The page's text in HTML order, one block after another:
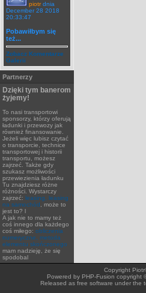
piotr dnia
December 28 2018
20:33:47
Pobawiłbym się
też...
Zobacz Komentarze
Galerii
Partnerzy
Dzięki tym banerom
żyjemy!
To nasi transportowi
sponsorzy, którzy oferują
ładunki i przewozy jak
również finansowanie.
Jeżeli więc lubisz czytać
o transporcie, technice
transportowej i historii
transportu, możesz
zajrzeć. Także gdy
szukasz możliwości
przewiezienia ładunku
Tu znajdziesz różne
różności. Wystarczy
zajrzeć: leasing, leasing
na samochód , może to
jest to? l
A jak nie to mamy też
coś innego dla każdego
coś miłego: obliczenia
numeryczne, metoda
elementu skończonego
mam nadzieję, że się
spodobal
Copyright
Powered by PHP-Fusion copyright
Released as free software under the